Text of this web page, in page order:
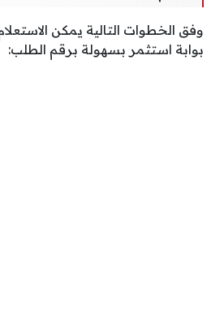
وفق الخطوات التالية يمكن
بوابة استثمر بسهولة برقم الطلب: